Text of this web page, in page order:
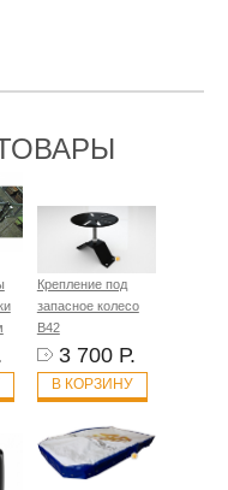
Крепление под
запасное колесо
B42
3 700 Р.
В КОРЗИНУ